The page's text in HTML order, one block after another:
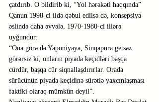
çatdırıb. O bildirib ki, “Yol hərəkəti haqqında”
Qanun 1998-ci ildə qəbul edilsə də, konsepsiya
əslində daha əvvələ, 1970-1980-ci illərə
uyğundur:
“Ona görə də Yaponiyaya, Sinqapura getsəz
görərsiz ki, onların piyada keçidləri başqa
cürdür, başqa cür siqnallaşdırırlar. Orada
sürücünün piyada keçidinə sürətlə yaxcınlaşması
faktiki olaraq mümkün deyil”.